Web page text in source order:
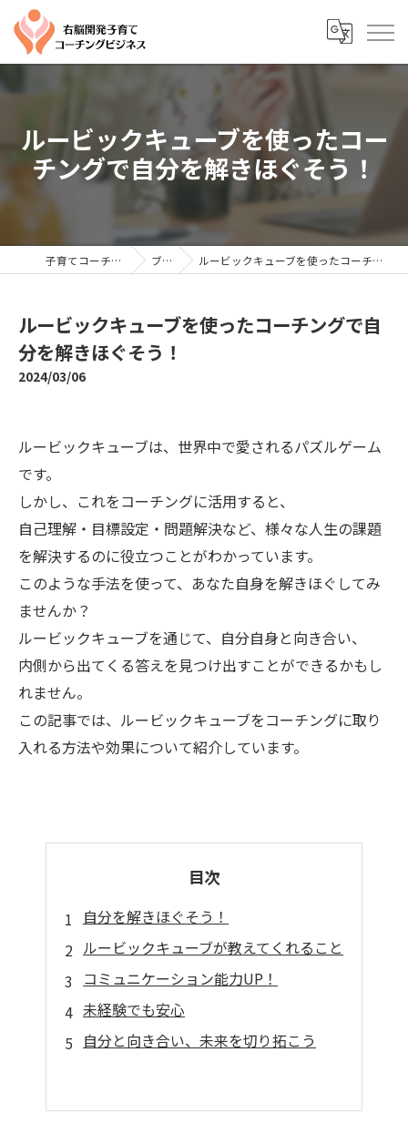
ルービックキューブを使ったコー
チングで自分を解きほぐそう！
子育てコーチングならYTC ブログ ルービックキューブを使ったコーチングで自分を解きほぐそう！
ルービックキューブを使ったコーチングで自
分を解きほぐそう！
2024/03/06
ルービックキューブは、世界中で愛されるパズルゲーム
です。
しかし、これをコーチングに活用すると、
自己理解・目標設定・問題解決など、様々な人生の課題
を解決するのに役立つことがわかっています。
このような手法を使って、あなた自身を解きほぐしてみ
ませんか？
ルービックキューブを通じて、自分自身と向き合い、
内側から出てくる答えを見つけ出すことができるかもし
れません。
この記事では、ルービックキューブをコーチングに取り
入れる方法や効果について紹介しています。
目次
自分を解きほぐそう！
ルービックキューブが教えてくれること
コミュニケーション能力UP！
未経験でも安心
自分と向き合い、未来を切り拓こう